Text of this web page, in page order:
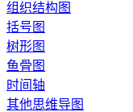
组织结构图
括号图
树形图
鱼骨图
时间轴
其他思维导图